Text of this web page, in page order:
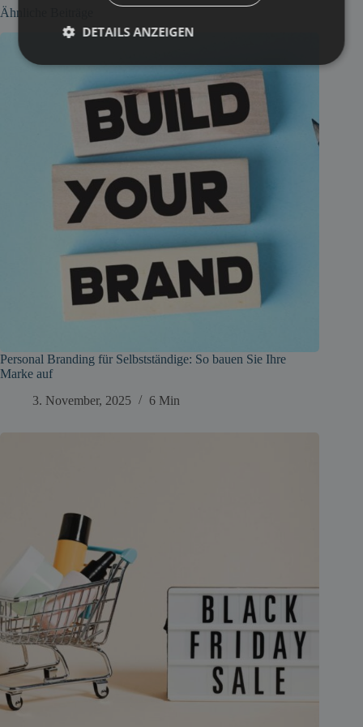
Ähnliche Beiträge
Personal Branding für Selbstständige: So bauen Sie Ihre
Marke auf
3. November, 2025
6 Min
DETAILS ANZEIGEN